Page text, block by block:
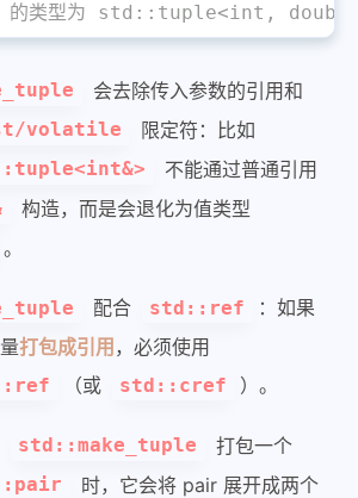
类型为 std::tuple<int,
会去除传入参数的引用和
volatile 限定符：比如
不能通过普通引用
构造，而是会退化为值类型
。
配合 std::ref
：如果
打包成引用 ，必须使用
（或 std::cref ）。
std::make_tuple 打包一个
时，它会将 pair 展开成两个